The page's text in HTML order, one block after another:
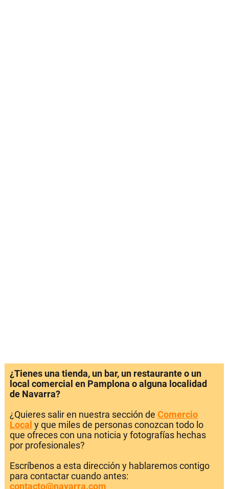
¿Tienes una tienda, un bar, un restaurante o un
local comercial en Pamplona o alguna localidad
de Navarra?
¿Quieres salir en nuestra sección de Comercio
Local y que miles de personas conozcan todo lo
que ofreces con una noticia y fotografías hechas
por profesionales?
Escríbenos a esta dirección y hablaremos contigo
para contactar cuando antes:
contacto@navarra.com